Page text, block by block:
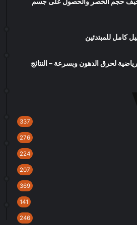
كامل للمبتدئين
لحرق الدهون وبسرعة – النتائج
337
276
224
207
369
141
246